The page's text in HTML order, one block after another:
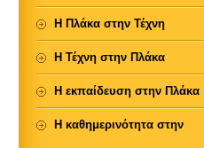
Η Πλάκα στην Τέχνη
Η Τέχνη στην Πλάκα
Η εκπαίδευση στην Πλάκα
Η καθημερινότητα στην